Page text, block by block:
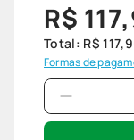
R$ 117,
Total: R$ 117,
Formas de